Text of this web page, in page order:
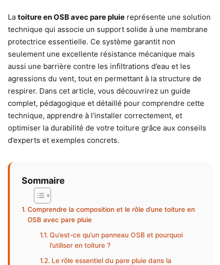
La toiture en OSB avec pare pluie représente une solution
technique qui associe un support solide à une membrane
protectrice essentielle. Ce système garantit non
seulement une excellente résistance mécanique mais
aussi une barrière contre les infiltrations d’eau et les
agressions du vent, tout en permettant à la structure de
respirer. Dans cet article, vous découvrirez un guide
complet, pédagogique et détaillé pour comprendre cette
technique, apprendre à l’installer correctement, et
optimiser la durabilité de votre toiture grâce aux conseils
d’experts et exemples concrets.
Sommaire
Comprendre la composition et le rôle d’une toiture en
OSB avec pare pluie
Qu’est-ce qu’un panneau OSB et pourquoi
l’utiliser en toiture ?
Le rôle essentiel du pare pluie dans la